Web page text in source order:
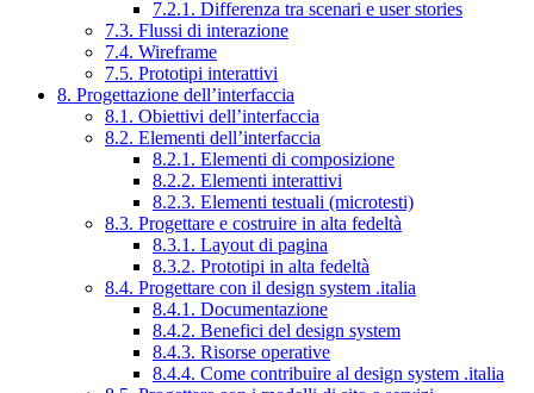
7.2.1. Differenza tra scenari e user stories
7.3. Flussi di interazione
7.4. Wireframe
7.5. Prototipi interattivi
8. Progettazione dell’interfaccia
8.1. Obiettivi dell’interfaccia
8.2. Elementi dell’interfaccia
8.2.1. Elementi di composizione
8.2.2. Elementi interattivi
8.2.3. Elementi testuali (microtesti)
8.3. Progettare e costruire in alta fedeltà
8.3.1. Layout di pagina
8.3.2. Prototipi in alta fedeltà
8.4. Progettare con il design system .italia
8.4.1. Documentazione
8.4.2. Benefici del design system
8.4.3. Risorse operative
8.4.4. Come contribuire al design system .italia